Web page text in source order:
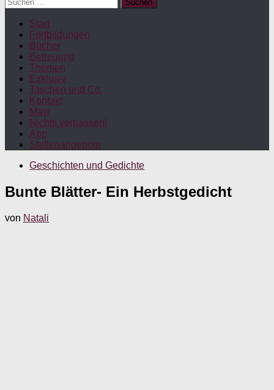
nach:
Start
Fortbildungen
Bücher
Betreuung
Themen
Exklusiv
Taschen und Co.
Kontakt
Maw
Nichts verpassen!
App
Stellenangebote
Geschichten und Gedichte
Bunte Blätter- Ein Herbstgedicht
von Natali